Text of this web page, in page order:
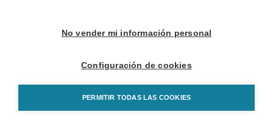
No vender mi información personal
Configuración de cookies
PERMITIR TODAS LAS COOKIES